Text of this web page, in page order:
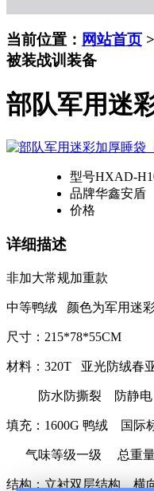
当前位置： 网站首页 >
被装战训装备
部队军用迷
型号HXAD-
品牌华鑫安盾
价格
详细描述
非加大常规加重款
中等鸭绒 颜色为军用迷
尺寸：215*78*55CM
材料：320T 亚光防绒春
防水防撕裂 防静电
填充：1600G 鸭绒 国际
气味等级一级 总重量
结构：立衬双层结构 横